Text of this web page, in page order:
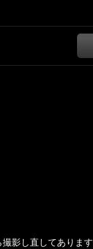
影し直してありま